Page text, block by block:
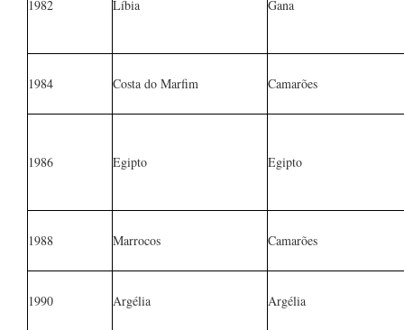
1982 Líbia Gana
1984 Costa do Marfim Camarões
1986 Egipto Egipto
1988 Marrocos Camarões
1990 Argélia Argélia